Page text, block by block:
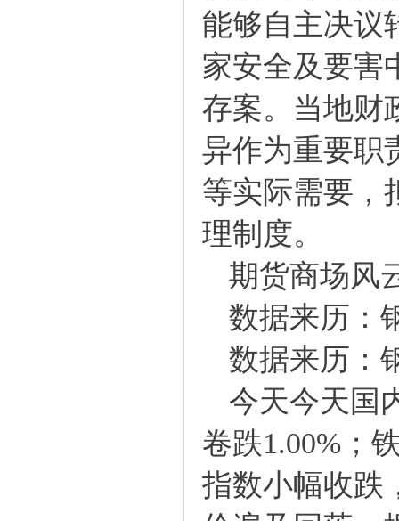
能够自主决议
家安全及要害
存案。当地财
异作为重要职
等实际需要，
理制度。
期货商场风
数据来历：
数据来历：
今天今天国
卷跌1.00%；
指数小幅收跌